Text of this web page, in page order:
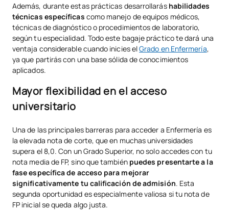
Además, durante estas prácticas desarrollarás habilidades
técnicas específicas como manejo de equipos médicos,
técnicas de diagnóstico o procedimientos de laboratorio,
según tu especialidad. Todo este bagaje práctico te dará una
ventaja considerable cuando inicies elGrado en Enfermería,
ya que partirás con una base sólida de conocimientos
aplicados.
Mayor flexibilidad en el acceso
universitario
Una de las principales barreras para acceder a Enfermería es
la elevada nota de corte, que en muchas universidades
supera el 8,0. Con un Grado Superior, no solo accedes con tu
nota media de FP, sino que también puedes presentarte a la
fase específica de acceso para mejorar
significativamente tu calificación de admisión. Esta
segunda oportunidad es especialmente valiosa si tu nota de
FP inicial se queda algo justa.